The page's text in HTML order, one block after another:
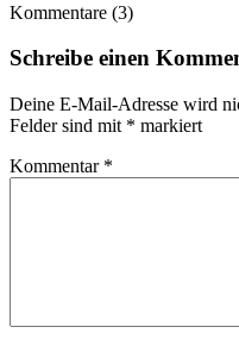
Kommentare (3)
Schreibe einen
Deine E-Mail-Adresse wird
Felder sind mit * markiert
Kommentar *